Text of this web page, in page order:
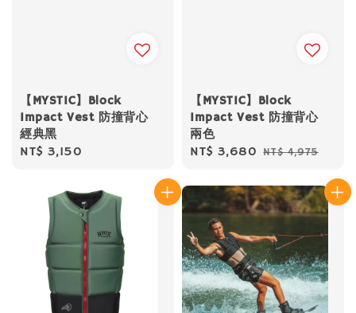
【MYSTIC】Block
Impact Vest 防撞背心
經典黑
Regular
NT$ 3,150
【MYSTIC】Block
Impact Vest 防撞背心
兩色
Sale
NT$ 3,680 Regular
NT$ 4,975